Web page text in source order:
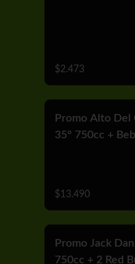
$2.473
Promo Alto Del
35° 750cc +
$13.490
Promo Jack
750cc + 2 Red